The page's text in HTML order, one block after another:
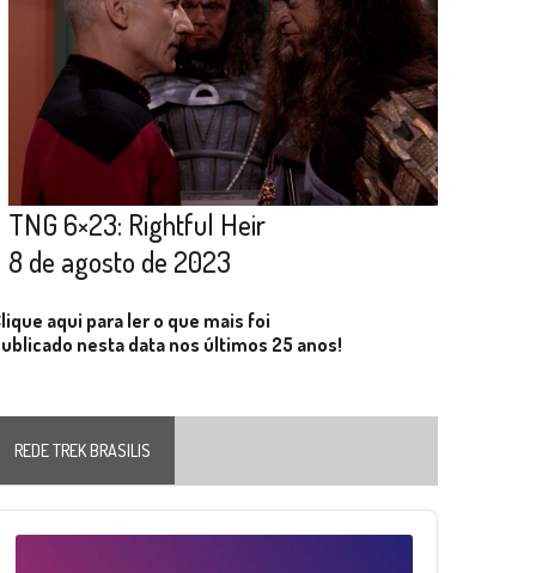
TNG 6×23: Rightful Heir
8 de agosto de 2023
aqui para ler o que mais foi
nesta data nos últimos 25 anos!
REDE TREK BRASILIS